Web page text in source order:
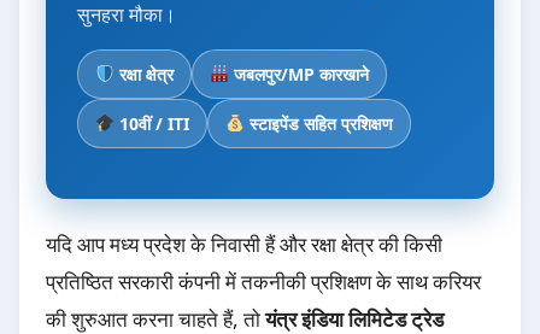
सुनहरा मौका।
रक्षा क्षेत्र जबलपुर/MP कारखाने
10वीं / ITI स्टाइपेंड सहित प्रशिक्षण
यदि आप मध्य प्रदेश के निवासी हैं और रक्षा क्षेत्र की किसी
प्रतिष्ठित सरकारी कंपनी में तकनीकी प्रशिक्षण के साथ करियर
की शुरुआत करना चाहते हैं, तोयंत्र इंडिया लिमिटेड ट्रेड